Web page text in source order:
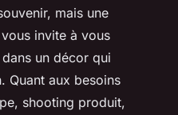
mais une
invite à vous
un décor qui
Quant aux besoins
shooting produit,